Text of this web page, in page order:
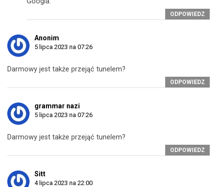
ODPOWIEDZ
Anonim
5 lipca 2023 na 07:26
Darmowy jest także przejąć tunelem?
ODPOWIEDZ
grammar nazi
5 lipca 2023 na 07:26
Darmowy jest także przejąć tunelem?
ODPOWIEDZ
Sitt
4 lipca 2023 na 22:00